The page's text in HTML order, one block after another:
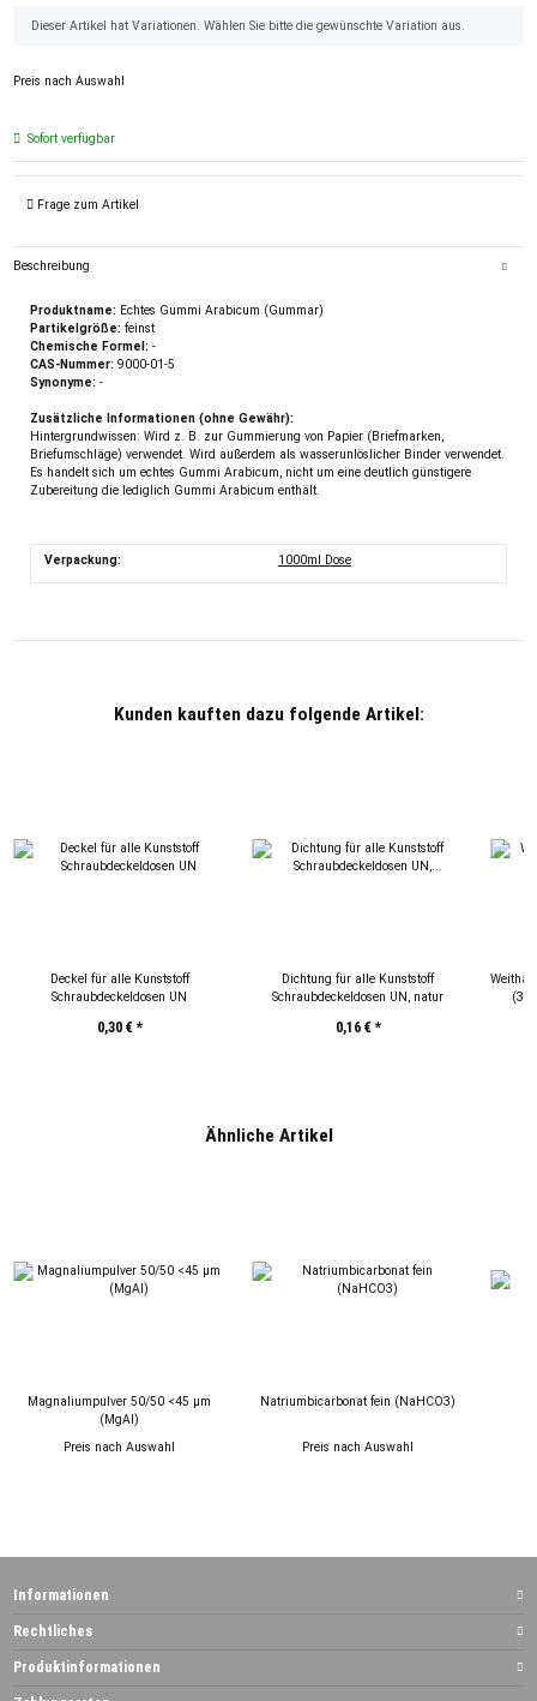
xDieser Artikel hat Variationen. Wählen Sie bitte die gewünschte Variation aus.
Preis nach Auswahl
Sofort verfügbar
Frage zum Artikel
Beschreibung
Produktname: Echtes Gummi Arabicum (Gummar)
Partikelgröße: feinst
Chemische Formel: -
CAS-Nummer: 9000-01-5
Synonyme: -
Zusätzliche Informationen (ohne Gewähr):
Hintergrundwissen: Wird z. B. zur Gummierung von Papier (Briefmarken,
Briefumschläge) verwendet. Wird außerdem als wasserunlöslicher Binder verwendet.
Es handelt sich um echtes Gummi Arabicum, nicht um eine deutlich günstigere
Zubereitung die lediglich Gummi Arabicum enthält.
Verpackung: 1000ml Dose
Kunden kauften dazu folgende Artikel:
Deckel für alle Kunststoff
Schraubdeckeldosen UN
0,30 €*
Dichtung für alle Kunststoff
Schraubdeckeldosen UN, natur
0,16 €*
Ähnliche Artikel
Magnaliumpulver 50/50 <45 µm
(MgAl)
Preis nach Auswahl
Natriumbicarbonat fein (NaHCO3)
Preis nach Auswahl
Informationen
Rechtliches
Produktinformationen